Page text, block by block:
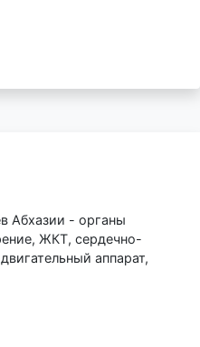
Абхазии - органы
ЖКТ, сердечно-
аппарат,